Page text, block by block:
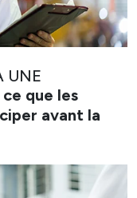
UNE
que les
avant la